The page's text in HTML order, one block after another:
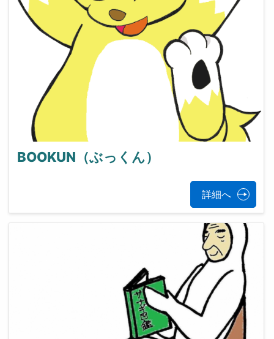
BOOKUN（ぶっくん）
詳細へ